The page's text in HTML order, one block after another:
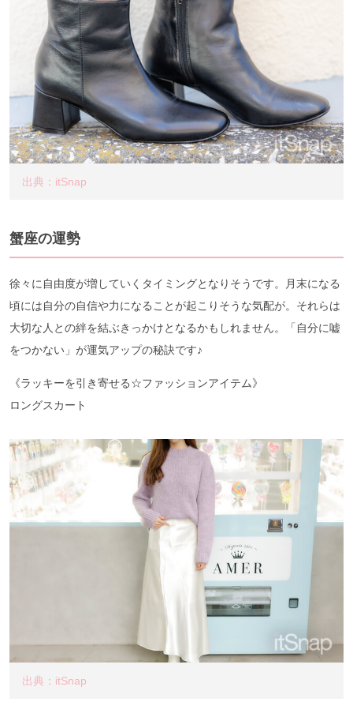
出典：itSnap
蟹座の運勢
徐々に自由度が増していくタイミングとなりそうです。月末になる
頃には自分の自信や力になることが起こりそうな気配が。それらは
大切な人との絆を結ぶきっかけとなるかもしれません。「自分に嘘
をつかない」が運気アップの秘訣です♪
《ラッキーを引き寄せる☆ファッションアイテム》
ロングスカート
出典：itSnap